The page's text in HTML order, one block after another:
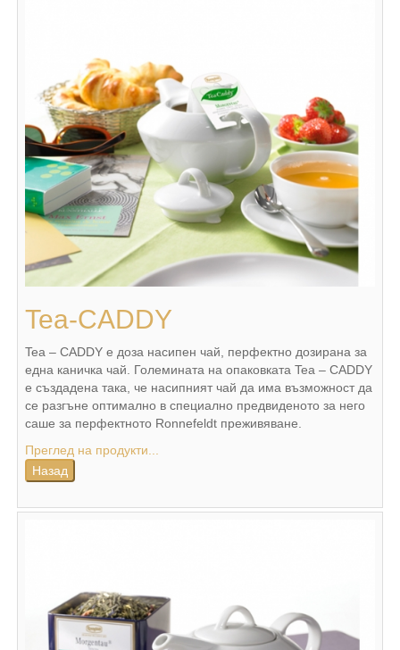
Tea-CADDY
Tea – CADDY e доза насипен чай, перфектно дозирана за
една каничка чай. Големината на опаковката Tea – CADDY
e създадена така, че насипният чай да има възможност да
се разгъне оптимално в специално предвиденото за него
саше за перфектното Ronnefeldt преживяване.
Преглед на продукти...